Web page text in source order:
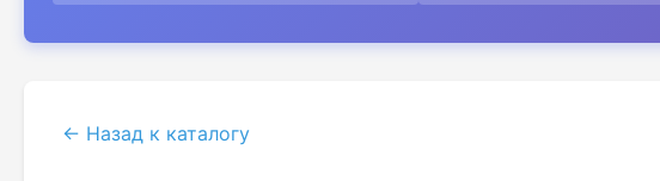
← Назад к каталогу